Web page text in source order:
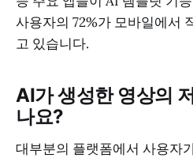
사용자의 72%가 모바일에서
고 있습니다.
AI가 생성한 영상의
나요?
대부분의 플랫폼에서 사용자